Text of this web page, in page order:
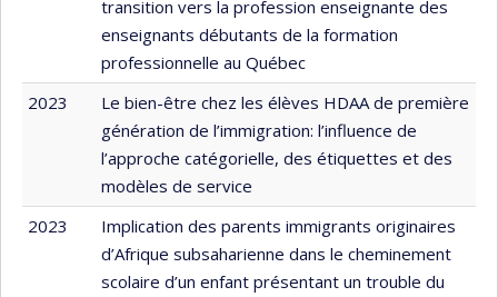
transition vers la profession enseignante des
enseignants débutants de la formation
professionnelle au Québec
2023
Le bien-être chez les élèves HDAA de première
génération de l’immigration: l’influence de
l’approche catégorielle, des étiquettes et des
modèles de service
2023
Implication des parents immigrants originaires
d’Afrique subsaharienne dans le cheminement
scolaire d’un enfant présentant un trouble du